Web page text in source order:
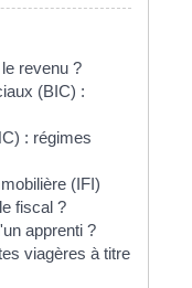
revenu ?
(BIC) :
: régimes
(IFI)
fiscal ?
apprenti ?
viagères à titre